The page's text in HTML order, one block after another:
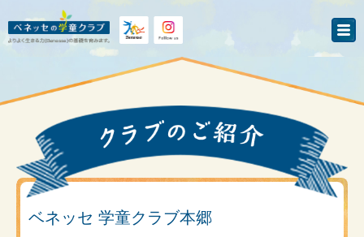
ベネッセ 学童クラブ本郷